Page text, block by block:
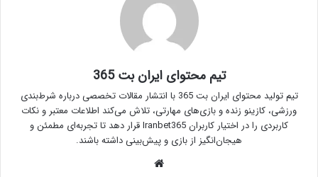
تیم محتوای ایران بت 365
تیم تولید محتوای ایران بت 365 با انتشار مقالات تخصصی درباره شرط‌بندی
ورزشی، کازینو زنده و بازی‌های مهارتی، تلاش می‌کند اطلاعات معتبر و نکات
کاربردی را در اختیار کاربران Iranbet365 قرار دهد تا تجربه‌ای مطمئن و
هیجان‌انگیز از بازی و پیش‌بینی داشته باشند.